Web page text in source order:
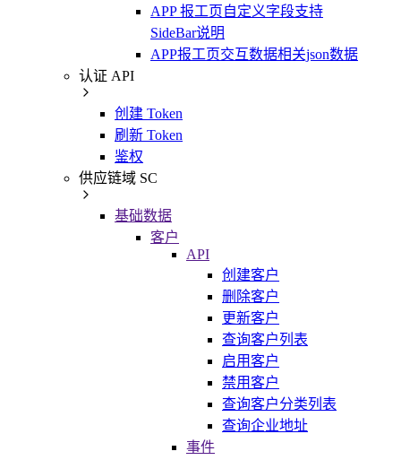
APP 报工页自定义字段支持
SideBar说明
APP报工页交互数据相关json数据
认证 API
创建 Token
刷新 Token
鉴权
供应链域 SC
基础数据
客户
API
创建客户
删除客户
更新客户
查询客户列表
启用客户
禁用客户
查询客户分类列表
查询企业地址
事件